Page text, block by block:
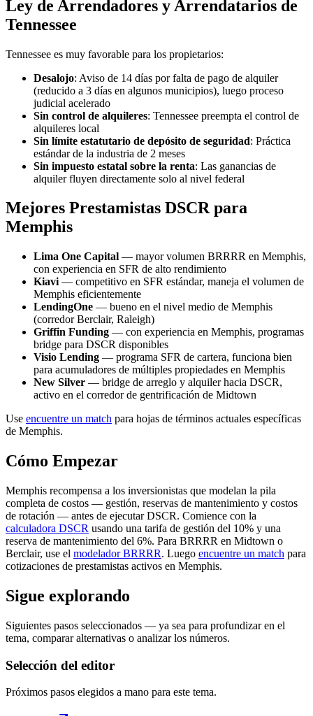
Ley de Arrendadores y Arrendatarios de
Tennessee
Tennessee es muy favorable para los propietarios:
Desalojo: Aviso de 14 días por falta de pago de alquiler
(reducido a 3 días en algunos municipios), luego proceso
judicial acelerado
Sin control de alquileres: Tennessee preempta el control de
alquileres local
Sin límite estatutario de depósito de seguridad: Práctica
estándar de la industria de 2 meses
Sin impuesto estatal sobre la renta: Las ganancias de
alquiler fluyen directamente solo al nivel federal
Mejores Prestamistas DSCR para
Memphis
Lima One Capital — mayor volumen BRRRR en Memphis,
con experiencia en SFR de alto rendimiento
Kiavi — competitivo en SFR estándar, maneja el volumen de
Memphis eficientemente
LendingOne — bueno en el nivel medio de Memphis
(corredor Berclair, Raleigh)
Griffin Funding — con experiencia en Memphis, programas
bridge para DSCR disponibles
Visio Lending — programa SFR de cartera, funciona bien
para acumuladores de múltiples propiedades en Memphis
New Silver — bridge de arreglo y alquiler hacia DSCR,
activo en el corredor de gentrificación de Midtown
Use encuentre un match para hojas de términos actuales específicas
de Memphis.
Cómo Empezar
Memphis recompensa a los inversionistas que modelan la pila
completa de costos — gestión, reservas de mantenimiento y costos
de rotación — antes de ejecutar DSCR. Comience con la
calculadora DSCR usando una tarifa de gestión del 10% y una
reserva de mantenimiento del 6%. Para BRRRR en Midtown o
Berclair, use el modelador BRRRR. Luego encuentre un match para
cotizaciones de prestamistas activos en Memphis.
Sigue explorando
Siguientes pasos seleccionados — ya sea para profundizar en el
tema, comparar alternativas o analizar los números.
Selección del editor
Próximos pasos elegidos a mano para este tema.